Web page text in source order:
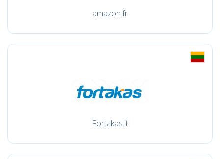
amazon.fr
Fortakas.lt